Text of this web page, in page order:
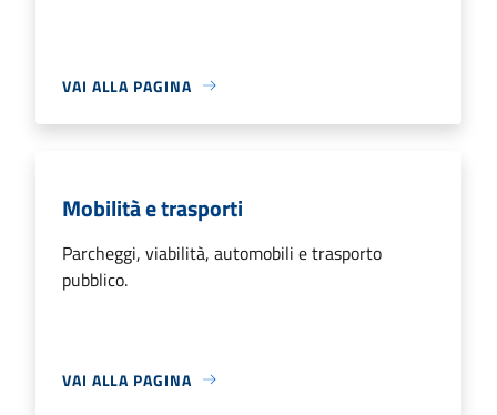
VAI ALLA PAGINA
Mobilità e trasporti
Parcheggi, viabilità, automobili e trasporto
pubblico.
VAI ALLA PAGINA